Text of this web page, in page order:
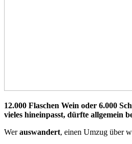
12.000 Flaschen Wein oder 6.000
vieles hineinpasst, dürfte allgemein
Werauswandert, einen Umzug über